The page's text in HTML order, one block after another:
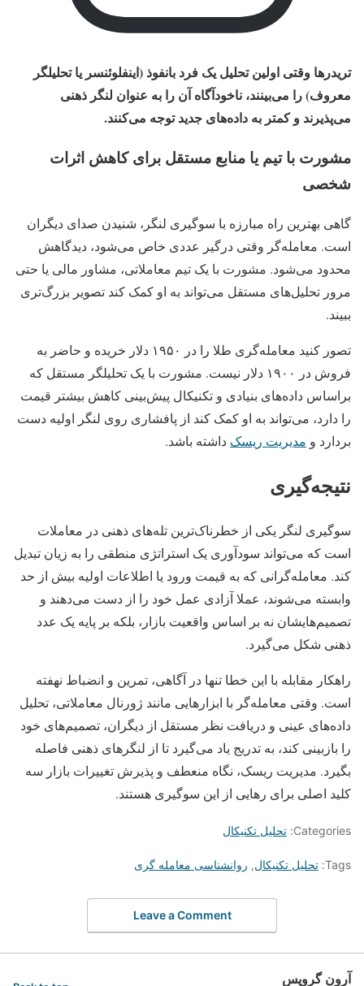
تریدرها وقتی اولین تحلیل یک فرد بانفوذ (اینفلوئنسر یا تحلیلگر
معروف) را می‌بینند، ناخودآگاه آن را به‌ عنوان لنگر ذهنی
می‌پذیرند و کمتر به داده‌های جدید توجه می‌کنند.
مشورت با تیم یا منابع مستقل برای کاهش اثرات
شخصی
گاهی بهترین راه مبارزه با سوگیری لنگر، شنیدن صدای دیگران
است. معامله‌گر وقتی درگیر عددی خاص می‌شود، دیدگاهش
محدود می‌شود. مشورت با یک تیم معاملاتی، مشاور مالی یا حتی
مرور تحلیل‌های مستقل می‌تواند به او کمک کند تصویر بزرگ‌تری
ببیند.
تصور کنید معامله‌گری طلا را در ۱۹۵۰ دلار خریده و حاضر به
فروش در ۱۹۰۰ دلار نیست. مشورت با یک تحلیلگر مستقل که
براساس داده‌های بنیادی و تکنیکال پیش‌بینی کاهش بیشتر قیمت
را دارد، می‌تواند به او کمک کند از پافشاری روی لنگر اولیه دست
بردارد و مدیریت ریسک داشته باشد.
نتیجه‌گیری
سوگیری لنگر یکی از خطرناک‌ترین تله‌های ذهنی در معاملات
است که می‌تواند سودآوری یک استراتژی منطقی را به زیان تبدیل
کند. معامله‌گرانی که به قیمت ورود یا اطلاعات اولیه بیش از حد
وابسته می‌شوند، عملا آزادی عمل خود را از دست می‌دهند و
تصمیم‌هایشان نه بر اساس واقعیت بازار، بلکه بر پایه یک عدد
ذهنی شکل می‌گیرد.
راهکار مقابله با این خطا تنها در آگاهی، تمرین و انضباط نهفته
است. وقتی معامله‌گر با ابزارهایی مانند ژورنال معاملاتی، تحلیل
داده‌های عینی و دریافت نظر مستقل از دیگران، تصمیم‌های خود
را بازبینی کند، به تدریج یاد می‌گیرد تا از لنگرهای ذهنی فاصله
بگیرد. مدیریت ریسک، نگاه منعطف و پذیرش تغییرات بازار سه
کلید اصلی برای رهایی از این سوگیری هستند.
Categories: تحلیل تکنیکال
Tags: تحلیل تکنیکال, روانشناسی معامله گری
Leave a Comment
آرون گروپس